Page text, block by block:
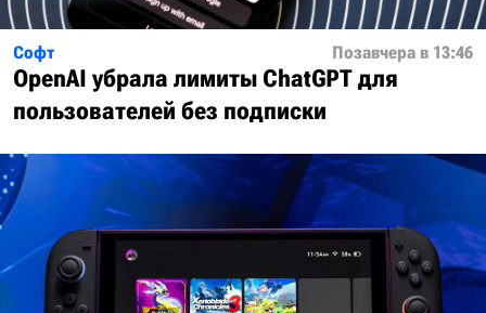
Софт Позавчера в 13:46
OpenAI убрала лимиты ChatGPT для
пользователей без подписки